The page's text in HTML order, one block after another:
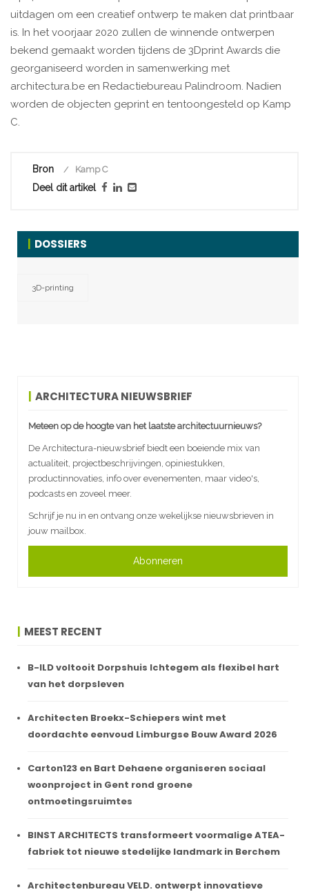
uitdagen om een creatief ontwerp te maken dat printbaar
is. In het voorjaar 2020 zullen de winnende ontwerpen
bekend gemaakt worden tijdens de 3Dprint Awards die
georganiseerd worden in samenwerking met
architectura.be en Redactiebureau Palindroom. Nadien
worden de objecten geprint en tentoongesteld op Kamp
C.
Bron Kamp C
Deel dit artikel
DOSSIERS
3D-printing
ARCHITECTURA NIEUWSBRIEF
Meteen op de hoogte van het laatste architectuurnieuws?
De Architectura-nieuwsbrief biedt een boeiende mix van
actualiteit, projectbeschrijvingen, opiniestukken,
productinnovaties, info over evenementen, maar video's,
podcasts en zoveel meer.
Schrijf je nu in en ontvang onze wekelijkse nieuwsbrieven in
jouw mailbox.
Abonneren
MEEST RECENT
B-ILD voltooit Dorpshuis Ichtegem als flexibel hart
van het dorpsleven
Architecten Broekx-Schiepers wint met
doordachte eenvoud Limburgse Bouw Award 2026
Carton123 en Bart Dehaene organiseren sociaal
woonproject in Gent rond groene
ontmoetingsruimtes
BINST ARCHITECTS transformeert voormalige ATEA-
fabriek tot nieuwe stedelijke landmark in Berchem
Architectenbureau VELD. ontwerpt innovatieve